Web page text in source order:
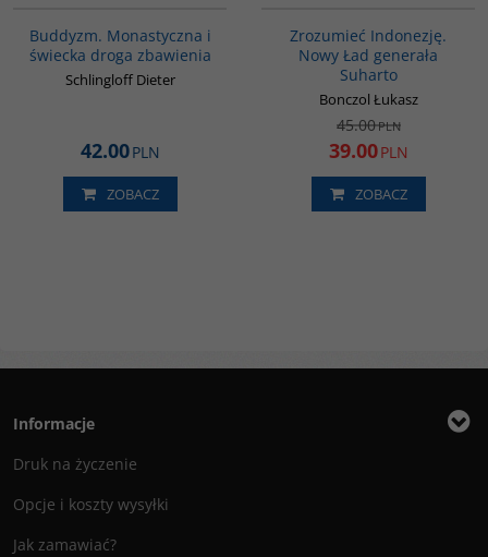
Buddyzm. Monastyczna i
świecka droga zbawienia
Schlingloff Dieter
42.00PLN
ZOBACZ
Zrozumieć Indonezję.
Nowy Ład generała
Suharto
Bonczol Łukasz
45.00PLN
39.00PLN
ZOBACZ
Informacje
Druk na życzenie
Opcje i koszty wysyłki
Jak zamawiać?